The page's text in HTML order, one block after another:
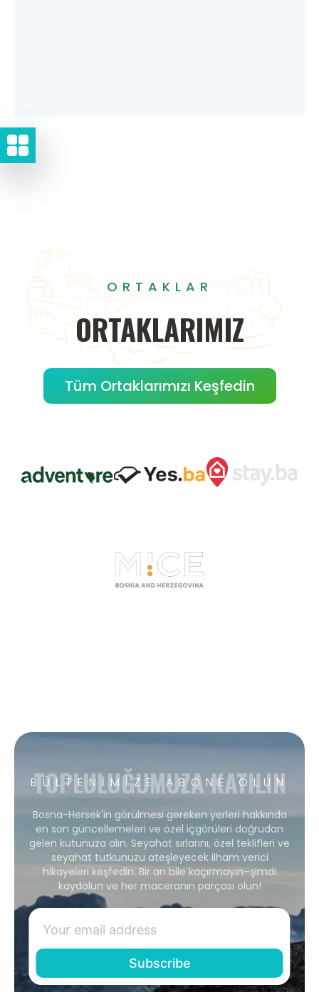
ORTAKLAR
ORTAKLARIMIZ
Tüm Ortaklarımızı Keşfedin
BÜLTENIMIZE ABONE OLUN
TOPLULUĞUMUZA KATILIN
Bosna-Hersek'in görülmesi gereken yerleri hakkında
en son güncellemeleri ve özel içgörüleri doğrudan
gelen kutunuza alın. Seyahat sırlarını, özel teklifleri ve
seyahat tutkunuzu ateşleyecek ilham verici
hikayeleri keşfedin. Bir an bile kaçırmayın–şimdi
kaydolun ve her maceranın parçası olun!